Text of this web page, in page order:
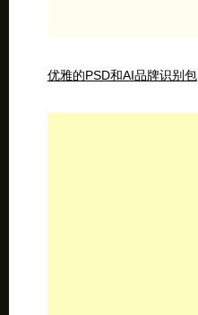
优雅的PSD和AI品牌识别包